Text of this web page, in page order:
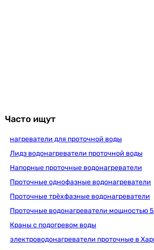
Электропитание
230 В
Количество фаз
Минимальное сечение медной жилы
2,5 мм²
Сила тока
19 А
Часто ищут
нагреватели для проточной воды
Лидз водонагреватели проточной воды
Напорные проточные водонагреватели
Проточные однофазные водонагреватели
Проточные трёхфазные водонагреватели
Проточные водонагреватели мощностью
Краны с подогревом воды
электроводонагреватели проточные в